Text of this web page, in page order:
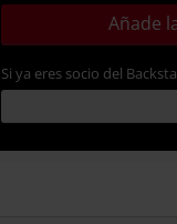
Añade
Si ya eres socio del